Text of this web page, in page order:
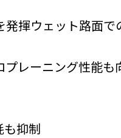
揮ウェット路面で
レーニング性能も
も抑制